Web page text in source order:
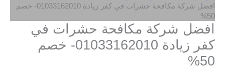
افضل شركة مكافحة حشرات في كفر زيادة 01033162010- خصم
50%
افضل شركة مكافحة حشرات في
كفر زيادة 01033162010- خصم
50%